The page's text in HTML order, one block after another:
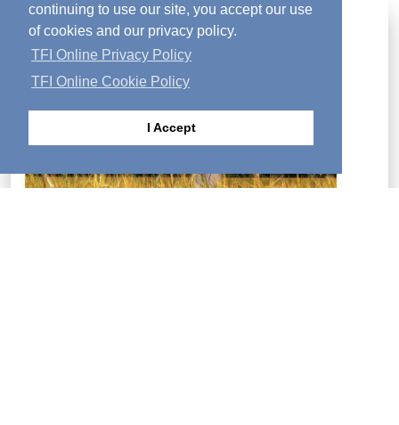
continuing to use our site, you accept our use
of cookies and our privacy policy.
TFI Online Privacy Policy
TFI Online Cookie Policy
I Accept
mail Activated Magazine